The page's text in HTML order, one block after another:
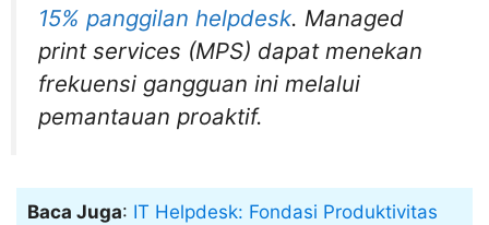
15% panggilan helpdesk. Managed
print services (MPS) dapat menekan
frekuensi gangguan ini melalui
pemantauan proaktif.
Baca Juga: IT Helpdesk: Fondasi Produktivitas